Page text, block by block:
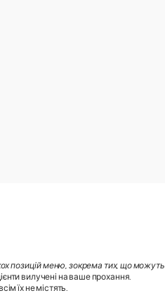
позицій меню, зокрема тих, що можуть
вилучені на ваше прохання.
їх не містять.